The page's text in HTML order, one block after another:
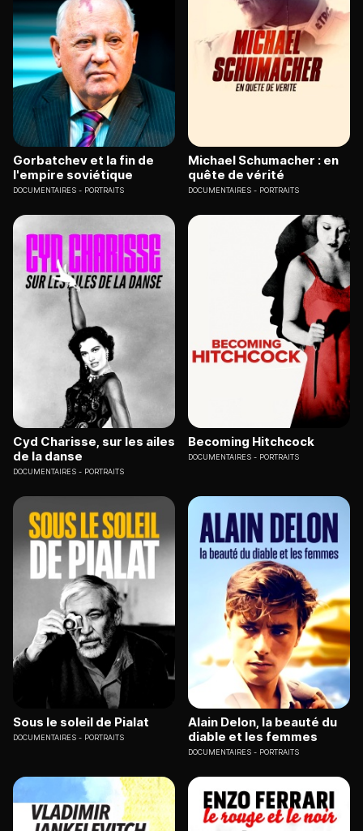
Gorbatchev et la fin de
l'empire soviétique
DOCUMENTAIRES PORTRAITS
Michael Schumacher : en
quête de vérité
DOCUMENTAIRES PORTRAITS
Cyd Charisse, sur les ailes
de la danse
DOCUMENTAIRES PORTRAITS
Becoming Hitchcock
DOCUMENTAIRES PORTRAITS
Sous le soleil de Pialat
DOCUMENTAIRES PORTRAITS
Alain Delon, la beauté du
diable et les femmes
DOCUMENTAIRES PORTRAITS